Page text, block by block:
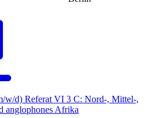
w/d) Referat VI 3 C: Nord-, Mittel-,
anglophones Afrika